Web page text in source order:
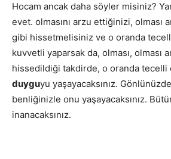
Hocam ancak daha söyler misiniz?
evet. olmasını arzu ettiğinizi, olması
gibi hissetmelisiniz ve o oranda
kuvvetli yaparsak da, olması, olması
hissedildiği takdirde, o oranda tecelli
duyguyu yaşayacaksınız.
benliğinizle onu yaşayacaksınız.
inanacaksınız.